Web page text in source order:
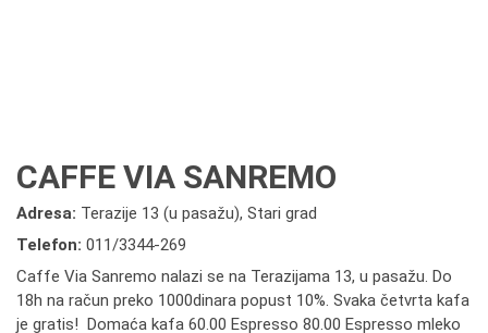
CAFFE VIA SANREMO
Adresa: Terazije 13 (u pasažu), Stari grad
Telefon: 011/3344-269
Caffe Via Sanremo nalazi se na Terazijama 13, u pasažu. Do
18h na račun preko 1000dinara popust 10%. Svaka četvrta kafa
je gratis! Domaća kafa 60.00 Espresso 80.00 Espresso mleko